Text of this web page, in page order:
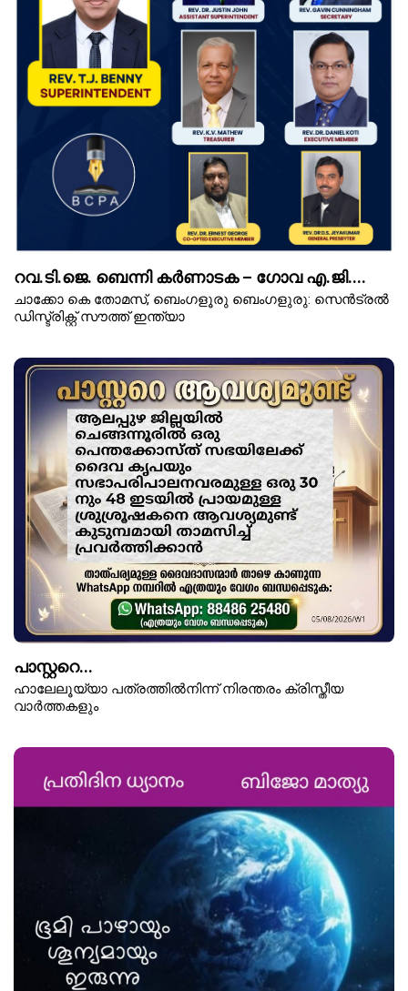
റവ.ടി.ജെ. ബെന്നി കർണാടക – ഗോവ എ.ജി....
ചാക്കോ കെ തോമസ്, ബെംഗളൂരു ബെംഗളുരു: സെൻട്രൽ
ഡിസ്ട്രിക്റ്റ് സൗത്ത് ഇന്ത്യാ
പാസ്റ്ററെ...
ഹാലേലൂയ്യാ പത്രത്തിൽനിന്ന് നിരന്തരം ക്രിസ്തീയ
വാർത്തകളും